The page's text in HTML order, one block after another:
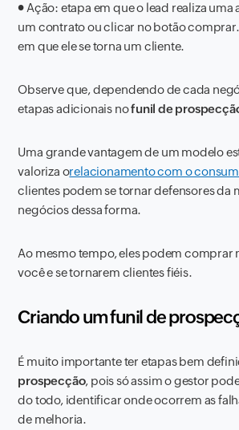
● Ação: etapa em que o lead realiza uma
um contrato ou clicar no botão
em que ele se torna um cliente.
Observe que, dependendo de cada
etapas adicionais nofunil de
Uma grande vantagem de um modelo
valoriza orelacionamento com o
clientes podem se tornar defensores da
negócios dessa forma.
Ao mesmo tempo, eles podem comprar
você e se tornarem clientes fiéis.
Criando um funil de
É muito importante ter etapas bem
prospecção, pois só assim o gestor
do todo, identificar onde ocorrem as
de melhoria.